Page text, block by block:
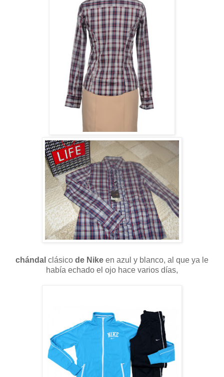
chándal clásico de Nike en azul y blanco, al que ya le
había echado el ojo hace varios días,